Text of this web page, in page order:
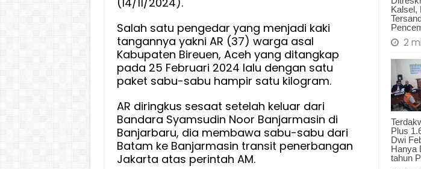
Kalsel,
2
Plus
Dwi
Hanya
tahun
Salah satu pengedar yang menjadi kaki
tangannya yakni AR (37) warga asal
Kabupaten Bireuen, Aceh yang ditangkap
pada 25 Februari 2024 lalu dengan satu
paket sabu-sabu hampir satu kilogram.
AR diringkus sesaat setelah keluar dari
Bandara Syamsudin Noor Banjarmasin di
Banjarbaru, dia membawa sabu-sabu dari
Batam ke Banjarmasin transit penerbangan
Jakarta atas perintah AM.